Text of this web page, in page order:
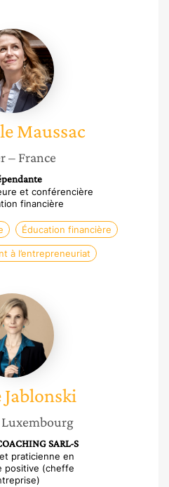
Christelle
Maussac
Maussac
– France
et conférencière
financière
Éducation financière
à l’entrepreneuriat
Sophie
Jablonski
Jablonski
SARL-S
praticienne en
positive (cheffe